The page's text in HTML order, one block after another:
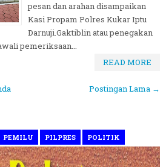
pesan dan arahan disampaikan
Kasi Propam Polres Kukar Iptu
Darnuji.Gaktiblin atau penegakan
pemeriksaan...
READ MORE
Postingan Lama →
PEMILU PILPRES POLITIK